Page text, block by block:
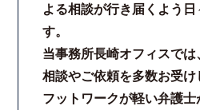
よる相談が行き届くよう日
す。
当事務所長崎オフィスで
相談やご依頼を多数お受け
フットワークが軽い弁護